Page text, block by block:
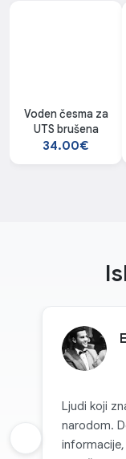
Voden česma za
UTS brušena
34.00€
Ljudi koji
narodom.
Prethodna